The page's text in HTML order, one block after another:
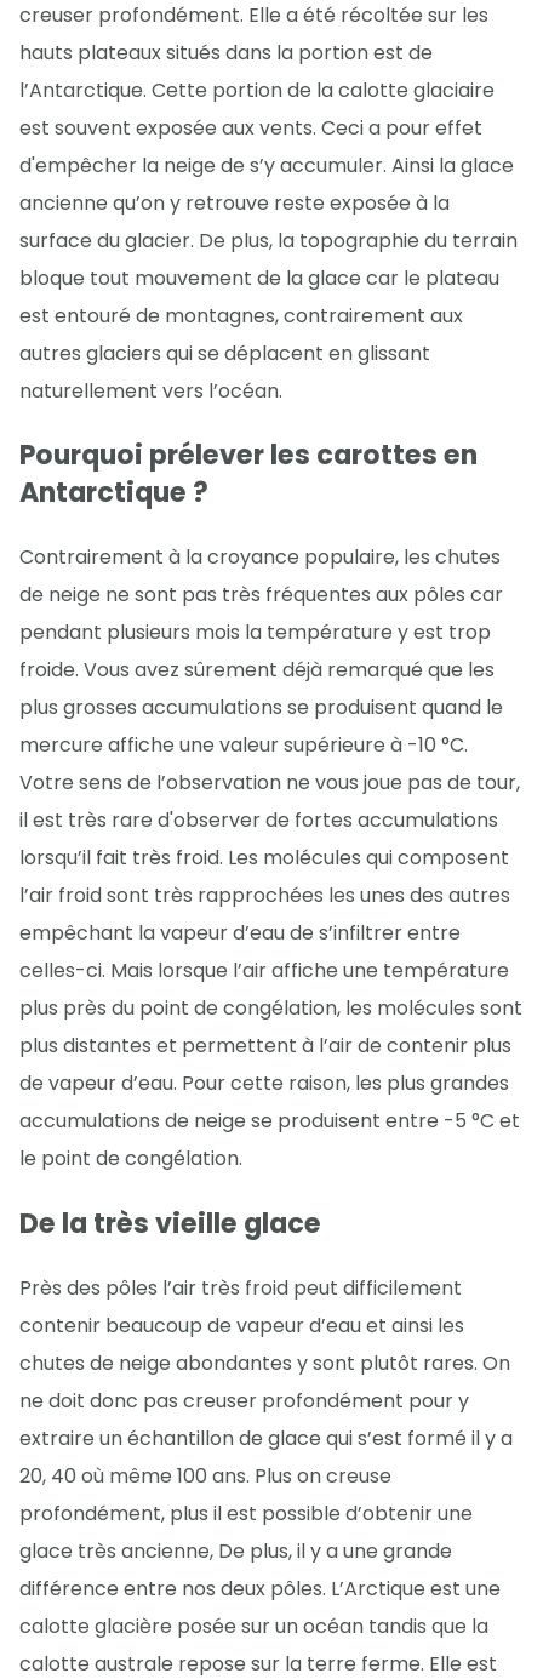
creuser profondément. Elle a été récoltée sur les
hauts plateaux situés dans la portion est de
l’Antarctique. Cette portion de la calotte glaciaire
est souvent exposée aux vents. Ceci a pour effet
d'empêcher la neige de s’y accumuler. Ainsi la glace
ancienne qu’on y retrouve reste exposée à la
surface du glacier. De plus, la topographie du terrain
bloque tout mouvement de la glace car le plateau
est entouré de montagnes, contrairement aux
autres glaciers qui se déplacent en glissant
naturellement vers l’océan.
Pourquoi prélever les carottes en
Antarctique ?
Contrairement à la croyance populaire, les chutes
de neige ne sont pas très fréquentes aux pôles car
pendant plusieurs mois la température y est trop
froide. Vous avez sûrement déjà remarqué que les
plus grosses accumulations se produisent quand le
mercure affiche une valeur supérieure à -10 °C.
Votre sens de l’observation ne vous joue pas de tour,
il est très rare d'observer de fortes accumulations
lorsqu’il fait très froid. Les molécules qui composent
l’air froid sont très rapprochées les unes des autres
empêchant la vapeur d’eau de s’infiltrer entre
celles-ci. Mais lorsque l’air affiche une température
plus près du point de congélation, les molécules sont
plus distantes et permettent à l’air de contenir plus
de vapeur d’eau. Pour cette raison, les plus grandes
accumulations de neige se produisent entre -5 °C et
le point de congélation.
De la très vieille glace
Près des pôles l’air très froid peut difficilement
contenir beaucoup de vapeur d’eau et ainsi les
chutes de neige abondantes y sont plutôt rares. On
ne doit donc pas creuser profondément pour y
extraire un échantillon de glace qui s’est formé il y a
20, 40 où même 100 ans. Plus on creuse
profondément, plus il est possible d’obtenir une
glace très ancienne, De plus, il y a une grande
différence entre nos deux pôles. L’Arctique est une
calotte glacière posée sur un océan tandis que la
calotte australe repose sur la terre ferme. Elle est